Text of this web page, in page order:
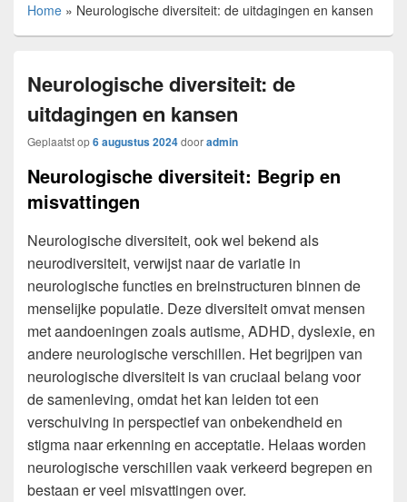
Home » Neurologische diversiteit: de uitdagingen en kansen
Neurologische diversiteit: de
uitdagingen en kansen
Geplaatst op6 augustus 2024dooradmin
Neurologische diversiteit: Begrip en
misvattingen
Neurologische diversiteit, ook wel bekend als
neurodiversiteit, verwijst naar de variatie in
neurologische functies en breinstructuren binnen de
menselijke populatie. Deze diversiteit omvat mensen
met aandoeningen zoals autisme, ADHD, dyslexie, en
andere neurologische verschillen. Het begrijpen van
neurologische diversiteit is van cruciaal belang voor
de samenleving, omdat het kan leiden tot een
verschuiving in perspectief van onbekendheid en
stigma naar erkenning en acceptatie. Helaas worden
neurologische verschillen vaak verkeerd begrepen en
bestaan er veel misvattingen over.